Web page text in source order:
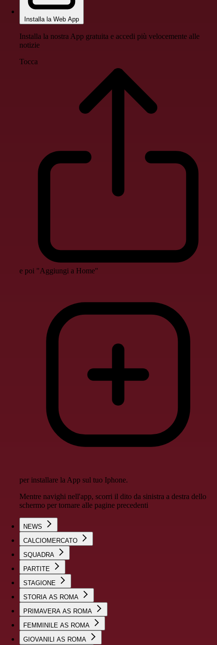
Installa la Web App
Installa la nostra App gratuita e accedi più velocemente alle
notizie
Tocca
e poi "Aggiungi a Home"
per installare la App sul tuo Iphone.
Mentre navighi nell'app, scorri il dito da sinistra a destra dello
schermo per tornare alle pagine precedenti
NEWS
CALCIOMERCATO
SQUADRA
PARTITE
STAGIONE
STORIA AS ROMA
PRIMAVERA AS ROMA
FEMMINILE AS ROMA
GIOVANILI AS ROMA